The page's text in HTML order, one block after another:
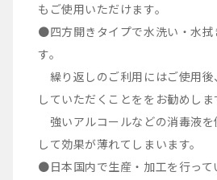
もご使用いただけます。
●四方開きタイプで水洗い・水拭
す。
繰り返しのご利用にはご使用後
していただくことををお勧めしま
強いアルコールなどの消毒液
して効果が薄れてしまいます。
●日本国内で生産・加工を行って